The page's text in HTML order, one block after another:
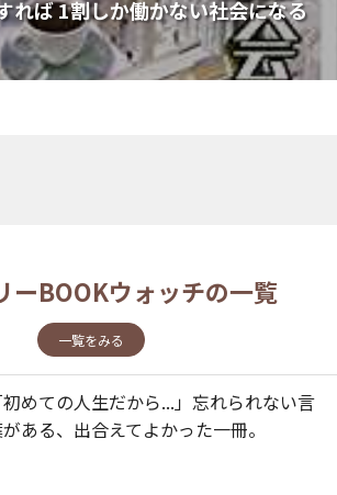
れば 1割しか働かない社会になる
ーBOOKウォッチの一覧
一覧をみる
初めての人生だから...」忘れられない言
ある、出合えてよかった一冊。